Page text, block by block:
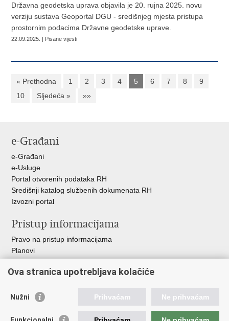
​Državna geodetska uprava objavila je 20. rujna 2025. novu
verziju sustava Geoportal DGU - središnjeg mjesta pristupa
prostornim podacima Državne geodetske uprave.
22.09.2025. | Pisane vijesti
« Prethodna 1 2 3 4 5 6 7 8
9
10
Sljedeća » »»
e-Građani
e-Građani
e-Usluge
Portal otvorenih podataka RH
Središnji katalog službenih dokumenata RH
Izvozni portal
Pristup informacijama
Pravo na pristup informacijama
Planovi
Financijski dokumenti
Važne poveznice
Ova stranica upotrebljava kolačiće
Nužni Prihvaćam Ne prihvaćam